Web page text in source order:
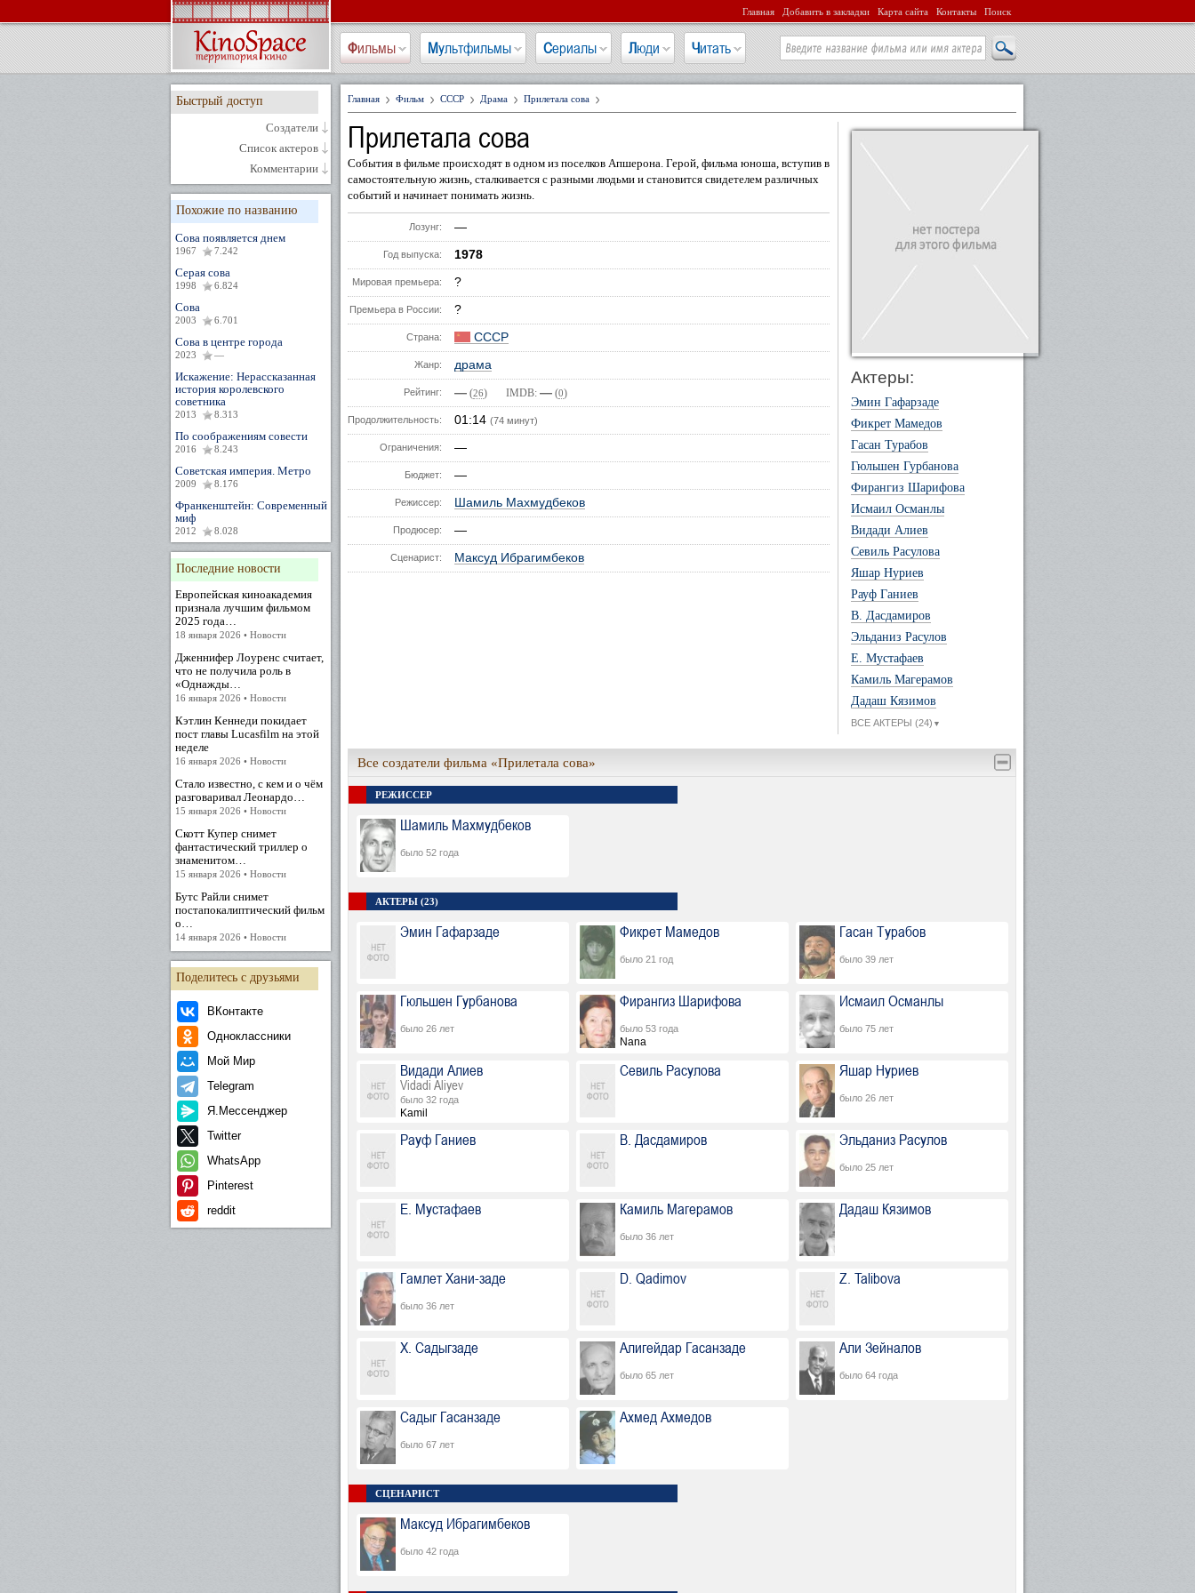
Главная Добавить в закладки Карта сайта Контакты Поиск
Фильмы Мультфильмы Сериалы Люди Читать
Быстрый доступ
Создатели
Список актеров
Комментарии
Похожие по названию
Сова появляется днем
1967 7.242
Серая сова
1998 6.824
Сова
2003 6.701
Сова в центре города
2023 —
Искажение: Нерассказанная
история королевского
советника
2013 8.313
По соображениям совести
2016 8.243
Советская империя. Метро
2009 8.176
Франкенштейн: Современный
миф
2012 8.028
Последние новости
Европейская киноакадемия
признала лучшим фильмом
2025 года…
18 января 2026 • Новости
Дженнифер Лоуренс считает,
что не получила роль в
«Однажды…
16 января 2026 • Новости
Кэтлин Кеннеди покидает
пост главы Lucasfilm на этой
неделе
16 января 2026 • Новости
Стало известно, с кем и о чём
разговаривал Леонардо…
15 января 2026 • Новости
Скотт Купер снимет
фантастический триллер о
знаменитом…
15 января 2026 • Новости
Бутс Райли снимет
постапокалиптический фильм
о…
14 января 2026 • Новости
Поделитесь с друзьями
ВКонтакте
Одноклассники
Мой Мир
Telegram
Я.Мессенджер
Twitter
WhatsApp
Pinterest
reddit
Главная Фильм СССР Драма Прилетала сова
Прилетала сова
События в фильме происходят в одном из поселков Апшерона. Герой, фильма юноша, вступив в
самостоятельную жизнь, сталкивается с разными людьми и становится свидетелем различных
событий и начинает понимать жизнь.
Лозунг: —
Год выпуска: 1978
Мировая премьера: ?
Премьера в России: ?
Страна: СССР
Жанр: драма
Рейтинг: — (26) IMDB: — (0)
Продолжительность: 01:14 (74 минут)
Ограничения: —
Бюджет: —
Режиссер: Шамиль Махмудбеков
Продюсер: —
Сценарист: Максуд Ибрагимбеков
Актеры:
Эмин Гафарзаде
Фикрет Мамедов
Гасан Турабов
Гюльшен Гурбанова
Фирангиз Шарифова
Исмаил Османлы
Видади Алиев
Севиль Расулова
Яшар Нуриев
Рауф Ганиев
В. Дасдамиров
Эльданиз Расулов
Е. Мустафаев
Камиль Магерамов
Дадаш Кязимов
ВСЕ АКТЕРЫ (24) ▼
Все создатели фильма «Прилетала сова»
РЕЖИССЕР
Шамиль Махмудбеков
было 52 года
АКТЕРЫ (23)
Эмин Гафарзаде Фикрет Мамедов
было 21 год
Гасан Турабов
было 39 лет
Гюльшен Гурбанова
было 26 лет
Фирангиз Шарифова
было 53 года
Nana
Исмаил Османлы
было 75 лет
Видади Алиев
Vidadi Aliyev
было 32 года
Kamil
Севиль Расулова Яшар Нуриев
было 26 лет
Рауф Ганиев В. Дасдамиров Эльданиз Расулов
было 25 лет
Е. Мустафаев Камиль Магерамов
было 36 лет
Дадаш Кязимов
Гамлет Хани-заде
было 36 лет
D. Qadimov Z. Talibova
Х. Садыгзаде Алигейдар Гасанзаде
было 65 лет
Али Зейналов
было 64 года
Садыг Гасанзаде
было 67 лет
Ахмед Ахмедов
СЦЕНАРИСТ
Максуд Ибрагимбеков
было 42 года